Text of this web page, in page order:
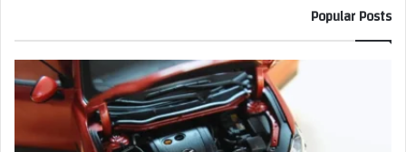
Popular Posts